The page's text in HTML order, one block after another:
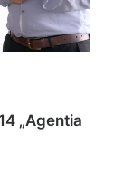
„Agentia